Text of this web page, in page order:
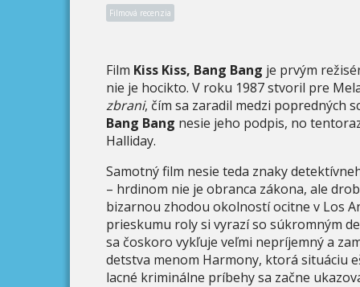
Filmová recenzia
Film Kiss Kiss, Bang Bang je prvým
nie je hocikto. V roku 1987 stvoril pre
zbrani, čím sa zaradil medzi popredných
Bang Bang nesie jeho podpis, no
Halliday.
Samotný film nesie teda znaky
– hrdinom nie je obranca zákona, ale
bizarnou zhodou okolností ocitne v Los
prieskumu roly si vyrazí so súkromným
sa čoskoro vykľuje veľmi nepríjemný a
detstva menom Harmony, ktorá situáciu
lacné kriminálne príbehy sa začne